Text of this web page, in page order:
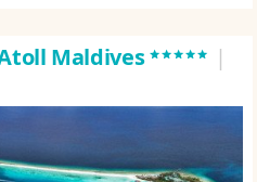
Maldives***** |